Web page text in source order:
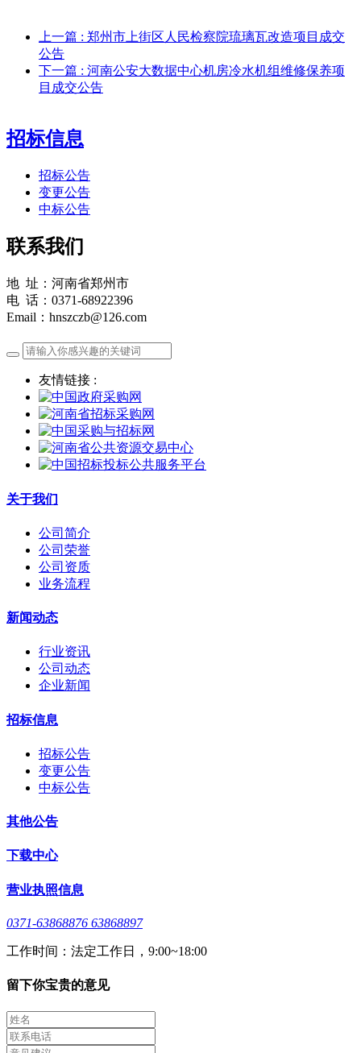
上一篇 : 郑州市上街区人民检察院琉璃瓦改造项目成交
公告
下一篇 : 河南公安大数据中心机房冷水机组维修保养项
目成交公告
招标信息
招标公告
变更公告
中标公告
联系我们
地 址：河南省郑州市
电 话：0371-68922396
Email：hnszczb@126.com
友情链接 :
关于我们
公司简介
公司荣誉
公司资质
业务流程
新闻动态
行业资讯
公司动态
企业新闻
招标信息
招标公告
变更公告
中标公告
其他公告
下载中心
营业执照信息
0371-63868876 63868897
工作时间：法定工作日，9:00~18:00
留下你宝贵的意见